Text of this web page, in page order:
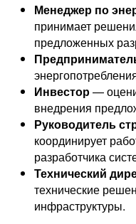
Менеджер по
принимает
предложенных
Инвестор—
внедрения
Руководитель
координирует
разработчика
Технический
технические
инфраструктуры.